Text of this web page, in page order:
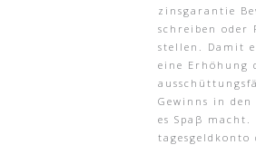
zinsgarantie
schreiben oder
stellen. Damit
eine Erhöhung
Gewinns in den
es Spaβ macht.
tagesgeldkonto